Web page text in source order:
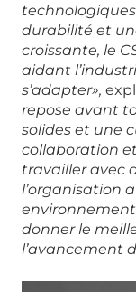
durabilité et
croissante, le
aidant
s’adapter»,
repose avant
solides et une
collaboration et
travailler avec
l’organisation
environnement
donner le
l’avancement